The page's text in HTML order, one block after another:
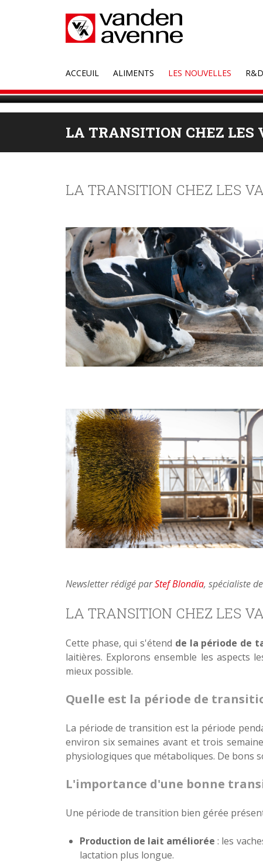
ACCEUIL ALIMENTS LES NOUVELLES R&D
LA TRANSITION CHEZ LES
LA TRANSITION CHEZ LES
Newsletter rédigé parStef Blondia, spécialiste
LA TRANSITION CHEZ LES
Cette phase, qui s'étend de la période de
laitières. Explorons ensemble les aspects
mieux possible.
Quelle est la période de
La période de transition est la période
environ six semaines avant et trois
physiologiques que métaboliques. De bons
L'importance d'une bonne
Une période de transition bien gérée
Production de lait améliorée : les
lactation plus longue.